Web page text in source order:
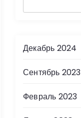
Декабрь 2024
Сентябрь 2023
Февраль 2023